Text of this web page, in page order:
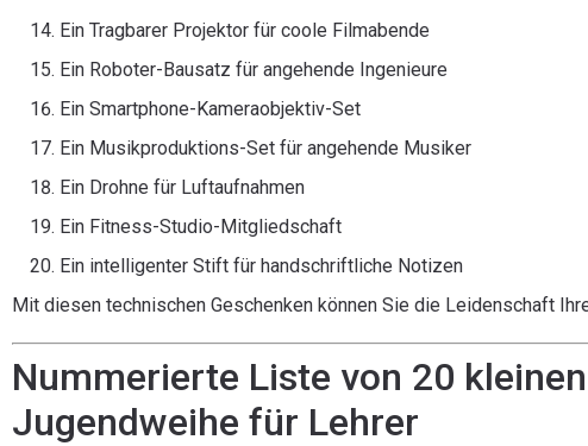
Ein Tragbarer Projektor für coole Filmabende
Ein Roboter-Bausatz für angehende Ingenieure
Ein Smartphone-Kameraobjektiv-Set
Ein Musikproduktions-Set für angehende Musiker
Ein Drohne für Luftaufnahmen
Ein Fitness-Studio-Mitgliedschaft
Ein intelligenter Stift für handschriftliche Notizen
Mit diesen technischen Geschenken können Sie die Leidenschaft
Nummerierte Liste von 20
Jugendweihe für Lehrer